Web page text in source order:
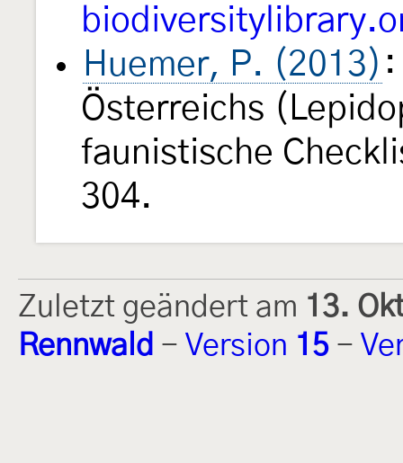
Huemer, P. (2013)
Österreichs
faunistische
304.
Zuletzt geändert am 13.
Rennwald - Version 15 -